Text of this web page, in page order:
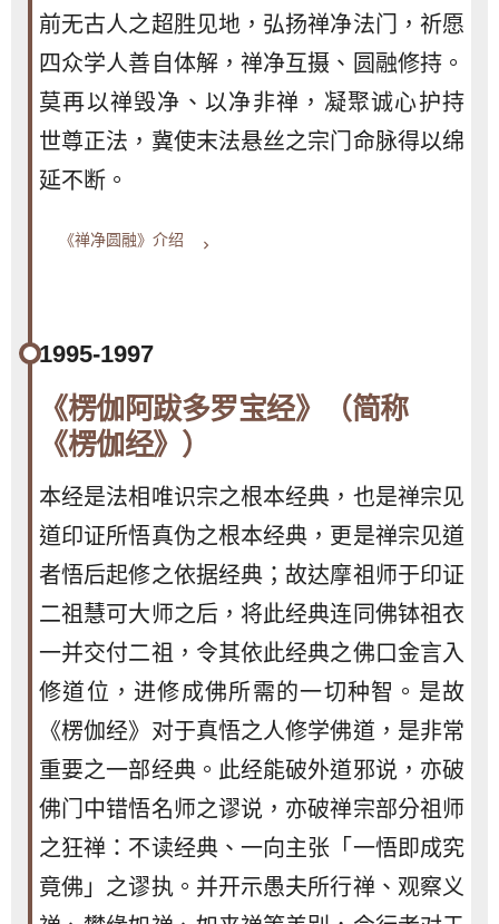
前无古人之超胜见地，弘扬禅净法门，祈愿
四众学人善自体解，禅净互摄、圆融修持。
莫再以禅毁净、以净非禅，凝聚诚心护持
世尊正法，冀使末法悬丝之宗门命脉得以绵
延不断。
《禅净圆融》介绍 keyboard_arrow_right
1995-1997
《楞伽阿跋多罗宝经》（简称
《楞伽经》）
本经是法相唯识宗之根本经典，也是禅宗见
道印证所悟真伪之根本经典，更是禅宗见道
者悟后起修之依据经典；故达摩祖师于印证
二祖慧可大师之后，将此经典连同佛钵祖衣
一并交付二祖，令其依此经典之佛口金言入
修道位，进修成佛所需的一切种智。是故
《楞伽经》对于真悟之人修学佛道，是非常
重要之一部经典。此经能破外道邪说，亦破
佛门中错悟名师之谬说，亦破禅宗部分祖师
之狂禅：不读经典、一向主张「一悟即成究
竟佛」之谬执。并开示愚夫所行禅、观察义